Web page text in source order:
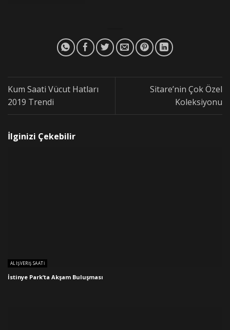
Kum Saati Vücut Hatları
2019 Trendi
Sitare’nin Çok Özel
Koleksiyonu
İlginizi Çekebilir
ALIŞVERIŞ SAATI
İstinye Park’ta Akşam Buluşması